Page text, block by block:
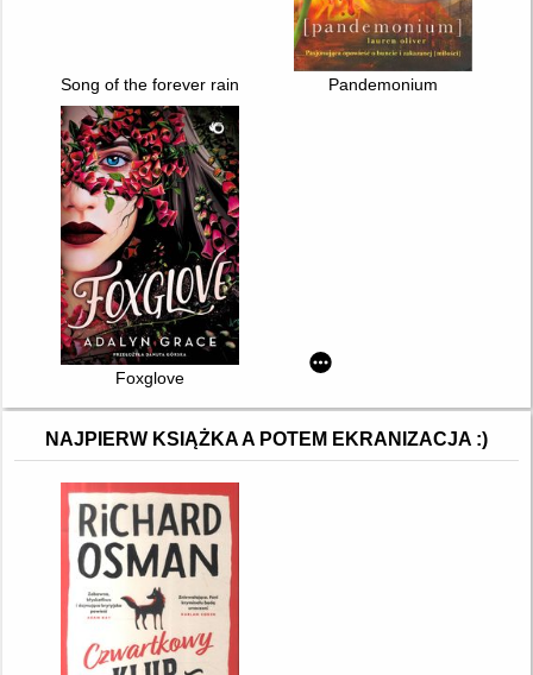
Song of the forever rains Pandemonium
Foxglove
NAJPIERW KSIĄŻKA A POTEM EKRANIZACJA :)